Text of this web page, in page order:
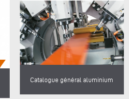
Catalogue général aluminium